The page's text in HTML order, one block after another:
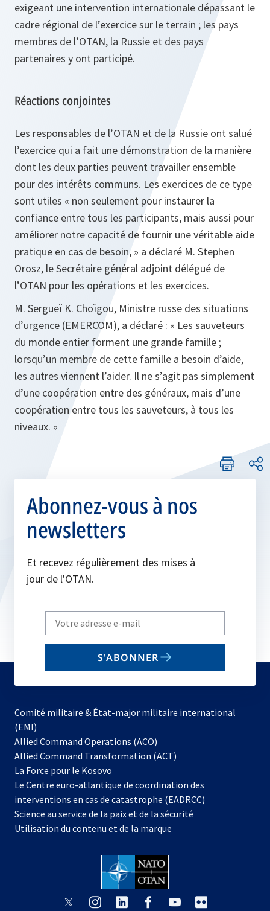
exigeant une intervention internationale dépassant le
cadre régional de l’exercice sur le terrain ; les pays
membres de l’OTAN, la Russie et des pays
partenaires y ont participé.
Réactions conjointes
Les responsables de l’OTAN et de la Russie ont salué
l’exercice qui a fait une démonstration de la manière
dont les deux parties peuvent travailler ensemble
pour des intérêts communs. Les exercices de ce type
sont utiles « non seulement pour instaurer la
confiance entre tous les participants, mais aussi pour
améliorer notre capacité de fournir une véritable aide
pratique en cas de besoin, » a déclaré M. Stephen
Orosz, le Secrétaire général adjoint délégué de
l’OTAN pour les opérations et les exercices.
M. Sergueï K. Choïgou, Ministre russe des situations
d’urgence (EMERCOM), a déclaré : « Les sauveteurs
du monde entier forment une grande famille ;
lorsqu’un membre de cette famille a besoin d’aide,
les autres viennent l’aider. Il ne s’agit pas simplement
d’une coopération entre des généraux, mais d’une
coopération entre tous les sauveteurs, à tous les
niveaux. »
Abonnez-vous à nos
newsletters
Et recevez régulièrement des mises à
jour de l'OTAN.
Write
your
email
S'ABONNER
Comité militaire & État-major militaire international
(EMI)
Allied Command Operations (ACO)
dans
nouvel
onglet
Allied Command Transformation (ACT)
La Force pour le Kosovo
dans
un
nouvel
onglet
Le Centre euro-atlantique de coordination des
interventions en cas de catastrophe (EADRCC)
Science au service de la paix et de la sécurité
Utilisation du contenu et de la marque
s’ouvres’ouvres’ouvres’ouvres’ouvre